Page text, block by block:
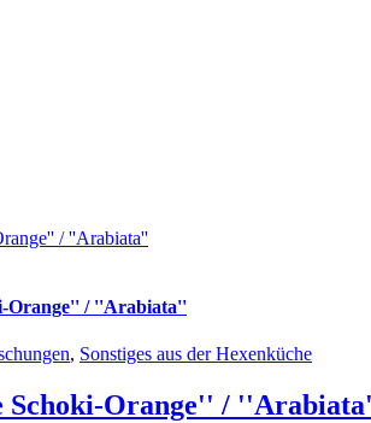
/ ''Arabiata''
Orange'' / ''Arabiata''
, Sonstiges aus der Hexenküche
Schoki-Orange'' /